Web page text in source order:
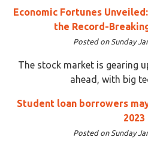
Economic Fortunes
the Record-
Posted on Sunday
The stock market is gearing
ahead, with big
Student loan borrowers
2023
Posted on Sunday